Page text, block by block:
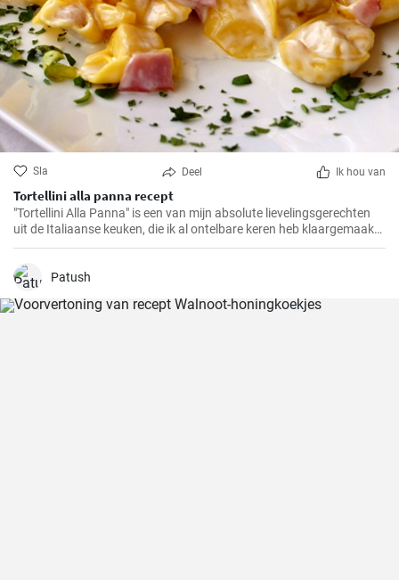
Sla Deel Ik hou van
Tortellini alla panna recept
"Tortellini Alla Panna" is een van mijn absolute lievelingsgerechten
uit de Italiaanse keuken, die ik al ontelbare keren heb klaargemaakt
voor familie en vrienden. Deze romige pasta met de smaak van
elk gehemelte. Ik kan de combinatie van zachte tortellini,
dan 30 minuten maken, een echte traktatie voor pastaliefhebbers!
Patush